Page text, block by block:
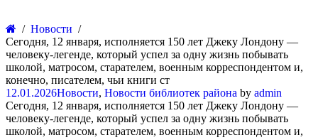
Новости
Сегодня, 12 января, исполняется 150 лет Джеку Лондону —
человеку-легенде, который успел за одну жизнь побывать
школой, матросом, старателем, военным корреспондентом и,
конечно, писателем, чьи книги ст
12.01.2026Новости, Новости библиотек района by admin
Сегодня, 12 января, исполняется 150 лет Джеку Лондону —
человеку-легенде, который успел за одну жизнь побывать
школой, матросом, старателем, военным корреспондентом и,